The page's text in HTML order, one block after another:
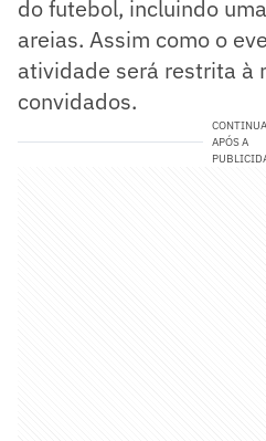
do futebol, incluindo
areias. Assim como o
atividade será restrita à
convidados.
CONTINUA
APÓS A